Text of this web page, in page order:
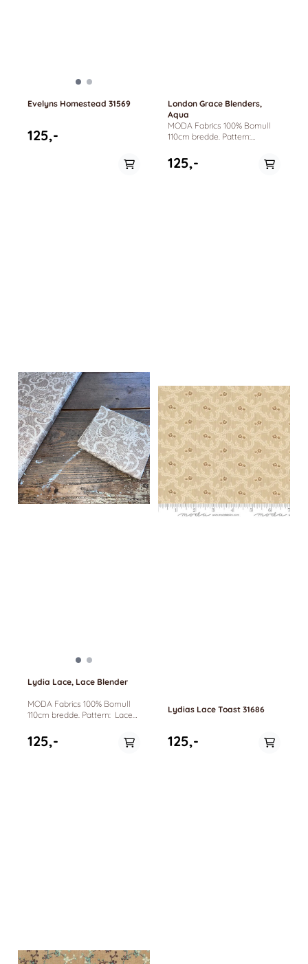
Evelyns Homestead 31569
125,-
London Grace Blenders,
Aqua
MODA Fabrics 100% Bomull
110cm bredde. Pattern:
Shirting Lydias Lace by Betsy
Chutchian.
125,-
Lydia Lace, Lace Blender
MODA Fabrics 100% Bomull
110cm bredde. Pattern: Lace
Chutchian.
125,-
Lydias Lace Toast 31686
125,-